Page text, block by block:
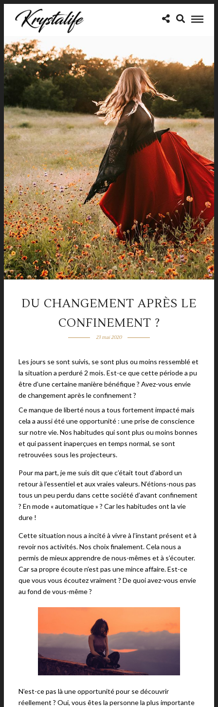
DU CHANGEMENT APRÈS LE
CONFINEMENT ?
23 mai 2020
Les jours se sont suivis, se sont plus ou moins ressemblé et
la situation a perduré 2 mois. Est-ce que cette période a pu
être d’une certaine manière bénéfique ? Avez-vous envie
de changement après le confinement ?
Ce manque de liberté nous a tous fortement impacté mais
cela a aussi été une opportunité : une prise de conscience
sur notre vie. Nos habitudes qui sont plus ou moins bonnes
et qui passent inaperçues en temps normal, se sont
retrouvées sous les projecteurs.
Pour ma part, je me suis dit que c’était tout d’abord un
retour à l’essentiel et aux vraies valeurs. N’étions-nous pas
tous un peu perdu dans cette société d’avant confinement
? En mode « automatique » ? Car les habitudes ont la vie
dure !
Cette situation nous a incité à vivre à l’instant présent et à
revoir nos activités. Nos choix finalement. Cela nous a
permis de mieux apprendre de nous-mêmes et à s’écouter.
Car sa propre écoute n’est pas une mince affaire. Est-ce
que vous vous écoutez vraiment ? De quoi avez-vous envie
au fond de vous-même ?
N’est-ce pas là une opportunité pour se découvrir
réellement ? Oui, vous êtes la personne la plus importante